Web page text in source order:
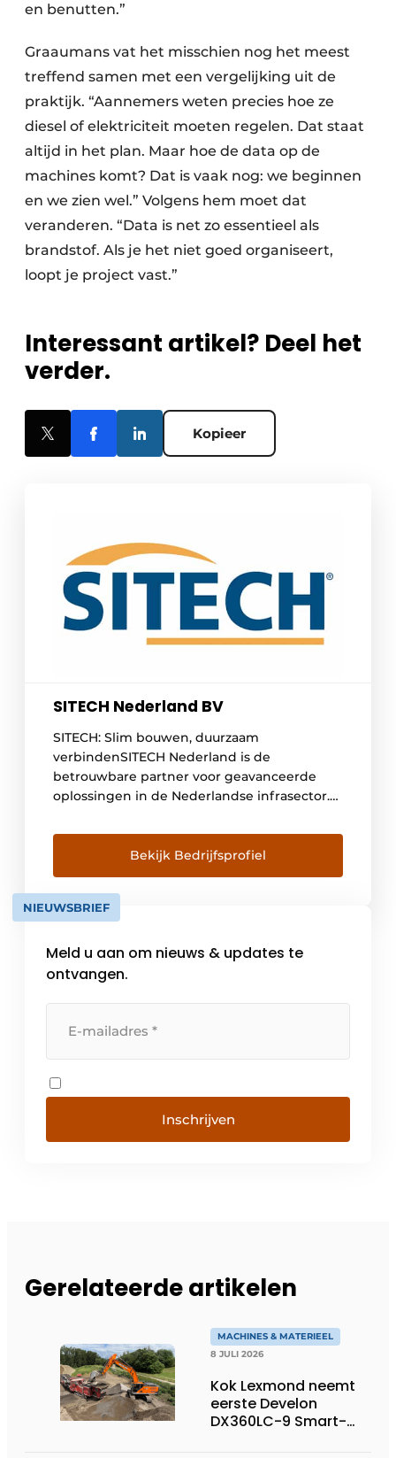
en benutten.”
Graaumans vat het misschien nog het meest
treffend samen met een vergelijking uit de
praktijk. “Aannemers weten precies hoe ze
diesel of elektriciteit moeten regelen. Dat staat
altijd in het plan. Maar hoe de data op de
machines komt? Dat is vaak nog: we beginnen
en we zien wel.” Volgens hem moet dat
veranderen. “Data is net zo essentieel als
brandstof. Als je het niet goed organiseert,
loopt je project vast.”
Interessant artikel? Deel het
verder.
Kopieer
SITECH Nederland BV
SITECH: Slim bouwen, duurzaam
verbindenSITECH Nederland is de
betrouwbare partner voor geavanceerde
oplossingen in de Nederlandse infrasector.
diensten te leveren die onze klanten helpen
om hun projecten sneller, slimmer en
duurzamer uit te voeren. We geloven in de
kracht van verbinding tussen de digitale
wereld en het bouwproject.” Trimble […]
Bekijk Bedrijfsprofiel
NIEUWSBRIEF
Meld u aan om nieuws & updates te
ontvangen.
Inschrijven
Gerelateerde artikelen
MACHINES & MATERIEEL
8 JULI 2026
Kok Lexmond neemt
eerste Develon
DX360LC-9 Smart-